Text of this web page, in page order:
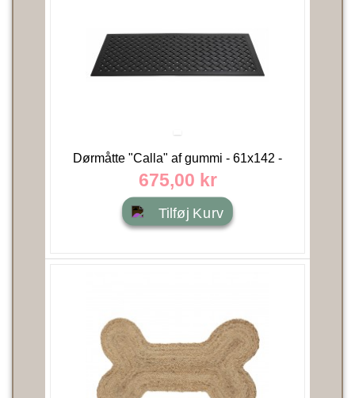
Dørmåtte "Calla" af gummi - 61x142 -
Nordal
675,00 kr
Tilføj Kurv